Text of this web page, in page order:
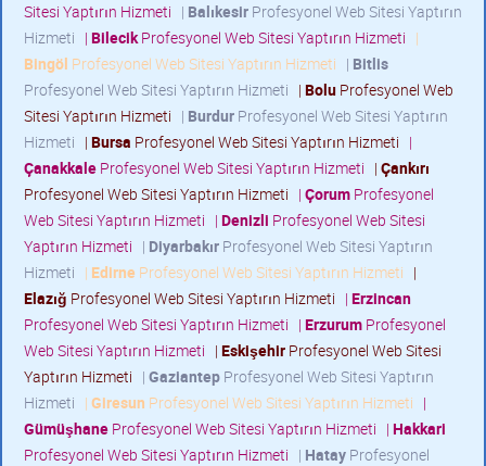
Sitesi Yaptırın Hizmeti | Balıkesir Profesyonel Web Sitesi Yaptırın
Hizmeti | BilecikProfesyonel Web Sitesi Yaptırın Hizmeti |
Bingöl Profesyonel Web Sitesi Yaptırın Hizmeti | Bitlis
Profesyonel Web Sitesi Yaptırın Hizmeti | Bolu Profesyonel Web
Sitesi Yaptırın Hizmeti | Burdur Profesyonel Web Sitesi Yaptırın
Hizmeti | Bursa Profesyonel Web Sitesi Yaptırın Hizmeti |
Çanakkale Profesyonel Web Sitesi Yaptırın Hizmeti | Çankırı
Profesyonel Web Sitesi Yaptırın Hizmeti | Çorum Profesyonel
Web Sitesi Yaptırın Hizmeti | Denizli Profesyonel Web Sitesi
Yaptırın Hizmeti | Diyarbakır Profesyonel Web Sitesi Yaptırın
Hizmeti | Edirne Profesyonel Web Sitesi Yaptırın Hizmeti |
Elazığ Profesyonel Web Sitesi Yaptırın Hizmeti | Erzincan
Profesyonel Web Sitesi Yaptırın Hizmeti | Erzurum Profesyonel
Web Sitesi Yaptırın Hizmeti | Eskişehir Profesyonel Web Sitesi
Yaptırın Hizmeti | Gaziantep Profesyonel Web Sitesi Yaptırın
Hizmeti | Giresun Profesyonel Web Sitesi Yaptırın Hizmeti |
Gümüşhane Profesyonel Web Sitesi Yaptırın Hizmeti | Hakkari
Profesyonel Web Sitesi Yaptırın Hizmeti | Hatay Profesyonel